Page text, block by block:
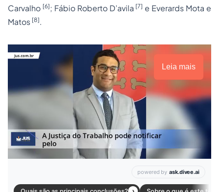
Carvalho [6] ; Fábio Roberto D’avila [7] e Everards Mota e
Matos [8].
Leia mais